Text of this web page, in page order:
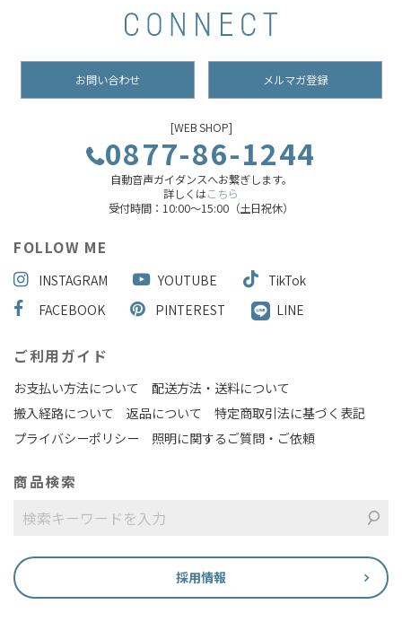
お問い合わせ メルマガ登録
[WEB SHOP]
0877-86-1244
自動音声ガイダンスへお繋ぎします。
詳しくはこちら
受付時間：10:00～15:00（土日祝休）
FOLLOW ME
INSTAGRAM YOUTUBE
TikTok
FACEBOOK
PINTEREST LINE
ご利用ガイド
お支払い方法について
配送方法・送料について
搬入経路について
返品について
特定商取引法に基づく表記
プライバシーポリシー
照明に関するご質問・ご依頼
商品検索
採用情報